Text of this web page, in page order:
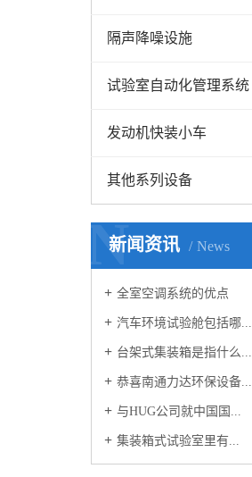
隔声降噪设施
试验室自动化管理系统
发动机快装小车
其他系列设备
新闻资讯 News
N
全室空调系统的优点
汽车环境试验舱包括哪...
台架式集装箱是指什么...
恭喜南通力达环保设备...
与HUG公司就中国国...
​集装箱式试验室里有...